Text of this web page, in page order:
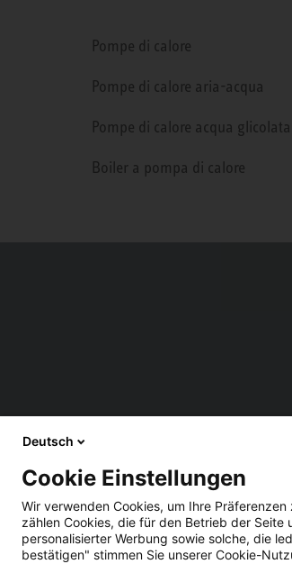
Pompe di calore
Pompe di calore aria-acqua
Pompe di calore acqua
Boiler a pompa di calore
Deutsch
Cookie Einstellungen
Wir verwenden Cookies, um Ihre
zählen Cookies, die für den Betrieb der
personalisierter Werbung sowie solche, die
bestätigen" stimmen Sie unserer Cookie-